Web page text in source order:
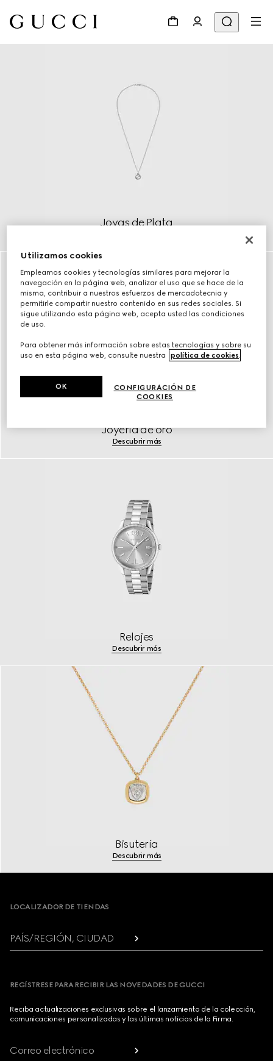
Joyas de Plata
Joyería de oro
Descubrir más
Relojes
Descubrir más
Bisutería
Descubrir más
Footer
LOCALIZADOR DE TIENDAS
PAÍS/REGIÓN, CIUDAD
REGÍSTRESE PARA RECIBIR LAS NOVEDADES DE GUCCI
Reciba actualizaciones exclusivas sobre el lanzamiento de la colección,
comunicaciones personalizadas y las últimas noticias de la Firma.
Correo electrónico
Utilizamos cookies
Empleamos cookies y tecnologías similares para mejorar la
navegación en la página web, analizar el uso que se hace de la
misma, contribuir a nuestros esfuerzos de mercadotecnia y
permitirle compartir nuestro contenido en sus redes sociales. Si
sigue utilizando esta página web, acepta usted las condiciones
de uso.
Para obtener más información sobre estas tecnologías y sobre su
uso en esta página web, consulte nuestra
política de cookies
CONFIGURACIÓN DE
COOKIES
OK